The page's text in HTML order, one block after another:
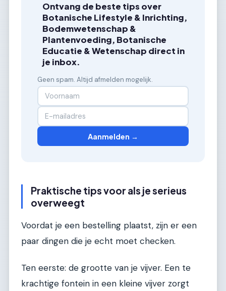
Ontvang de beste tips over
Botanische Lifestyle & Inrichting,
Bodemwetenschap &
Plantenvoeding, Botanische
Educatie & Wetenschap direct in
je inbox.
Geen spam. Altijd afmelden mogelijk.
Aanmelden →
Praktische tips voor als je serieus
overweegt
Voordat je een bestelling plaatst, zijn er een
paar dingen die je echt moet checken.
Ten eerste: de grootte van je vijver. Een te
krachtige fontein in een kleine vijver zorgt